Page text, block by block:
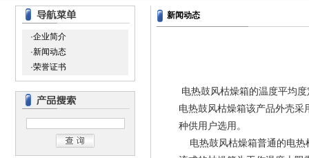
·企业简介
·新闻动态
·荣誉证书
新闻动态
电热鼓风枯燥箱的温度平均度
电热鼓风枯燥箱该产品外壳
种供用户选用。
电热鼓风枯燥箱普通的电热